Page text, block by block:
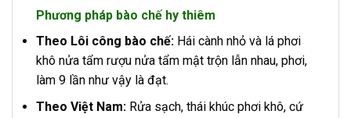
Phương pháp bào chế hy thiêm
Theo Lôi công bào chế: Hái cành nhỏ và lá phơi
khô nửa tẩm rượu nửa tẩm mật trộn lẫn nhau, phơi,
làm 9 lần như vậy là đạt.
Theo Việt Nam: Rửa sạch, thái khúc phơi khô, cứ